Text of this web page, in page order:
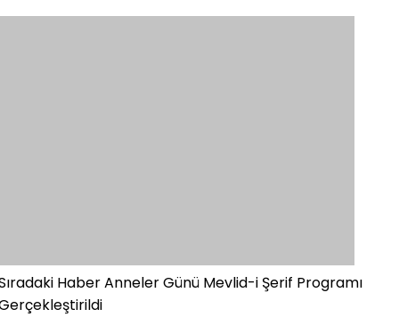
HaberAnneler Günü Mevlid-i Şerif Programı